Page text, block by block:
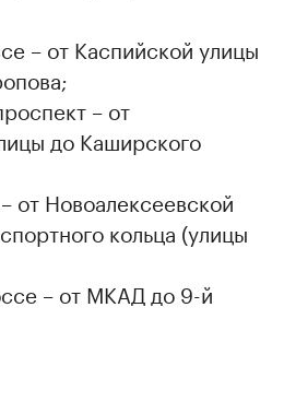
– от Каспийской улицы
– от
до Каширского
от Новоалексеевской
кольца (улицы
– от МКАД до 9-й